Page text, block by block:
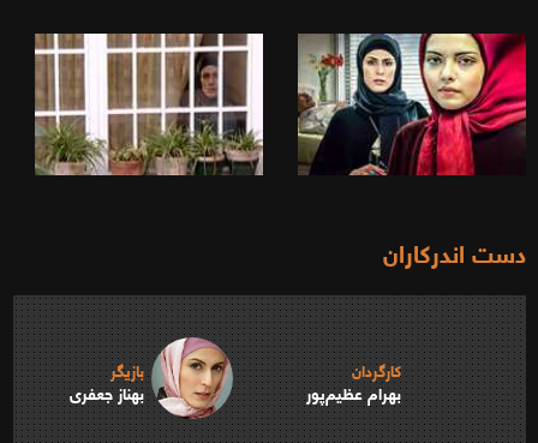
دست اندرکاران
کارگردان
بهرام عظیم‌پور
بازیگر
بهناز جعفری